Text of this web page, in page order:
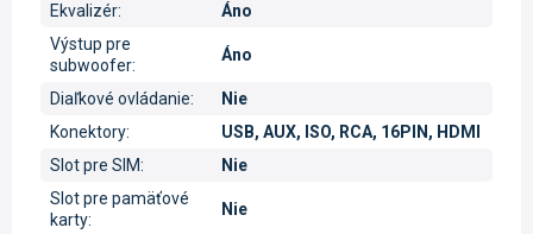
Ekvalizér:
Áno
Výstup pre
subwoofer:
Áno
Diaľkové ovládanie:
Nie
Konektory:
USB, AUX, ISO, RCA, 16PIN, HDMI
Slot pre SIM:
Nie
Slot pre pamäťové
karty:
Nie